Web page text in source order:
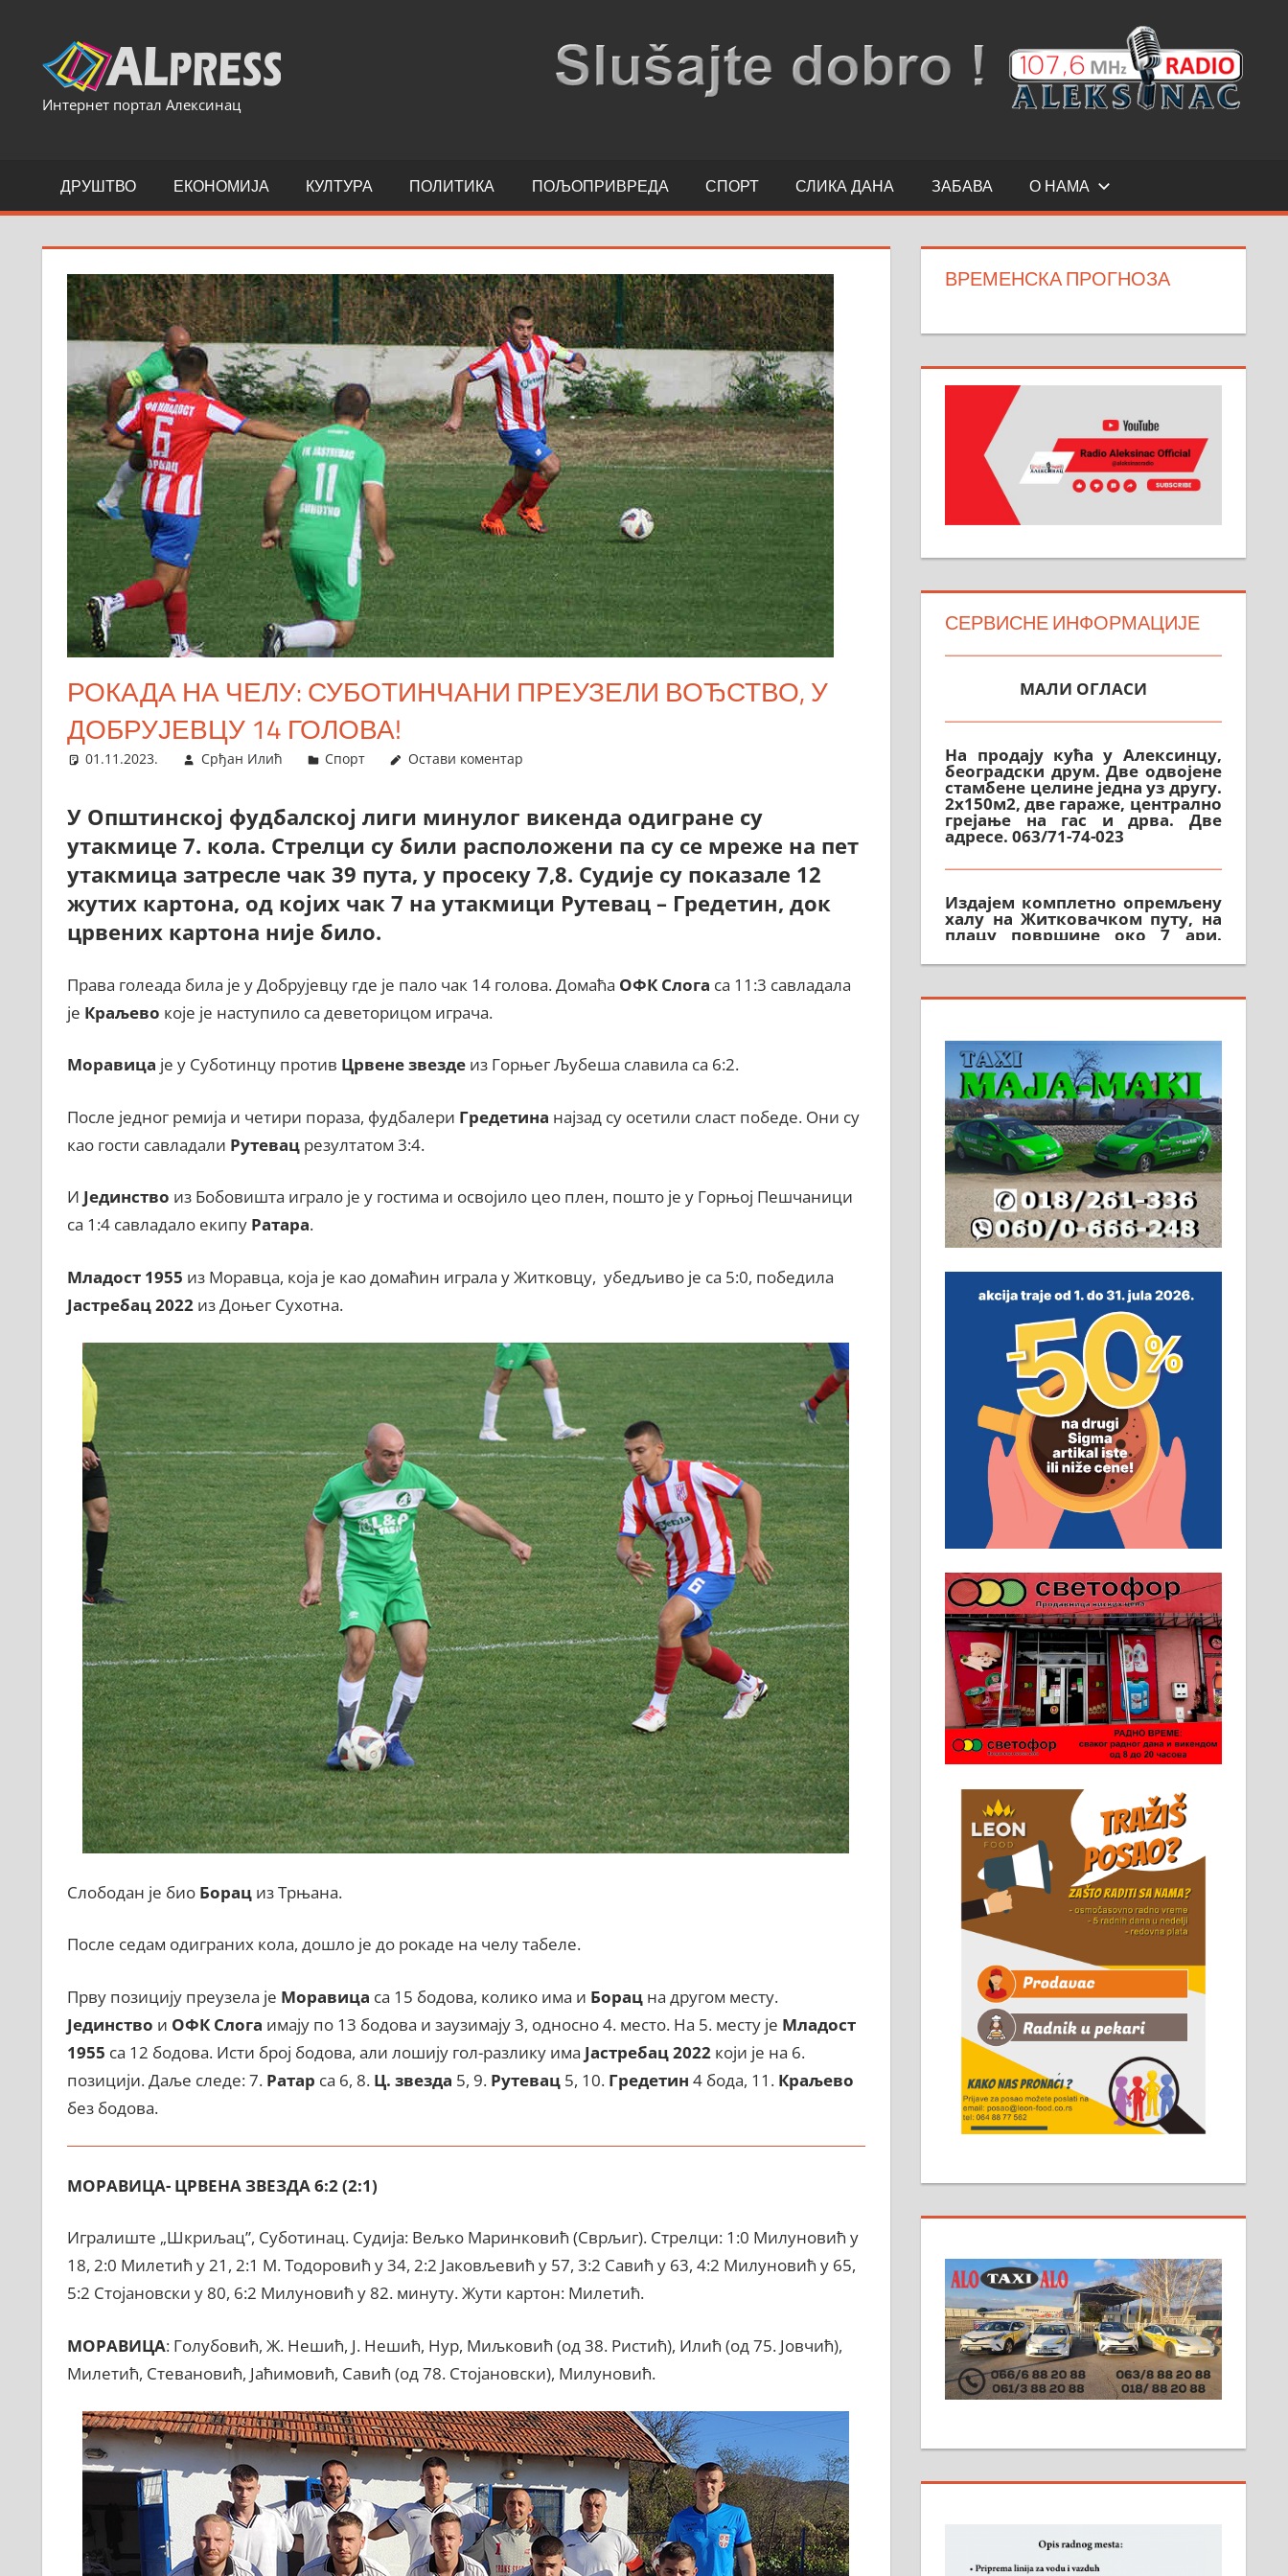
content
Интернет портал Алексинац
ДРУШТВО ЕКОНОМИЈА КУЛТУРА ПОЛИТИКА ПОЉОПРИВРЕДА СПОРТ СЛИКА ДАНА ЗАБАВА О НАМА
РОКАДА НА ЧЕЛУ: СУБОТИНЧАНИ ПРЕУЗЕЛИ ВОЂСТВО, У
ДОБРУЈЕВЦУ 14 ГОЛОВА!
01.11.2023. Срђан Илић Спорт Остави коментар
У Општинској фудбалској лиги минулог викенда одигране су
утакмице 7. кола. Стрелци су били расположени па су се мреже на пет
утакмица затресле чак 39 пута, у просеку 7,8. Судије су показале 12
жутих картона, од којих чак 7 на утакмици Рутевац – Гредетин, док
црвених картона није било.
Права голеада била је у Добрујевцу где је пало чак 14 голова. Домаћа ОФК Слога са 11:3 савладала
је Краљево које је наступило са деветорицом играча.
Моравица је у Суботинцу против Црвене звездеиз Горњег Љубеша славила са 6:2.
После једног ремија и четири пораза, фудбалери Гредетина најзад су осетили сласт победе. Они су
као гости савладали Рутевацрезултатом 3:4.
И Јединство из Бобовишта играло је у гостима и освојило цео плен, пошто је у Горњој Пешчаници
са 1:4 савладало екипу Ратара.
Младост 1955 из Моравца, која је као домаћин играла у Житковцу, убедљиво је са 5:0, победила
Јастребац 2022из Доњег Сухотна.
Слободан је био Борациз Трњана.
После седам одиграних кола, дошло је до рокаде на челу табеле.
Прву позицију преузела је Моравица са 15 бодова, колико има и Борацна другом месту.
Јединство и ОФК Слога имају по 13 бодова и заузимају 3, односно 4. место. На 5. месту је Младост
1955 са 12 бодова. Исти број бодова, али лошију гол-разлику има Јастребац 2022који је на 6.
позицији. Даље следе: 7. Ратар са 6, 8. Ц. звезда 5, 9. Рутевац5, 10. Гредетин 4 бода, 11. Краљево
без бодова.
МОРАВИЦА- ЦРВЕНА ЗВЕЗДА 6:2 (2:1)
Игралиште „Шкриљац”, Суботинац. Судија: Вељко Маринковић (Сврљиг). Стрелци: 1:0 Милуновић у
18, 2:0 Милетић у 21, 2:1 М. Тодоровић у 34, 2:2 Јаковљевић у 57, 3:2 Савић у 63, 4:2 Милуновић у 65,
5:2 Стојановски у 80, 6:2 Милуновић у 82. минуту. Жути картон: Милетић.
МОРАВИЦА: Голубовић, Ж. Нешић, Ј. Нешић, Нур, Миљковић (од 38. Ристић), Илић (од 75. Јовчић),
Милетић, Стевановић, Јаћимовић, Савић (од 78. Стојановски), Милуновић.
ВРЕМЕНСКА ПРОГНОЗА
СЕРВИСНЕ ИНФОРМАЦИЈЕ
МАЛИ ОГЛАСИ
На продају кућа у Алексинцу,
стамбене целине једна уз другу.
2х150м2, две гараже, централно
грејање на гас и дрва. Две
адресе. 063/71-74-023
Издајем комплетно опремљену
плацу површине око 7 ари.
064/321-80-51; 063/102-35-25
незавршена кућа површине 160
Могућа замена. 064/21-63-584
ПОСЛОВНИ ОГЛАСИ
Рудник и флотација Рудник
д.о.о. Рудник запошљава 20
помоћника рудара. Услови:
Основна школа, пожељно
радно искуство на истим и
неопходан услов. Обезбеђен
смештај, превоз, исхрана.
032/57-41-122 – локал 22
Пружам услуге завршних
радова у грађевини,
хидроизолације и молерских
радова. 061/25-28-058
Ало таксију потребан возач са Б
категоријом. 064/02-85-511
Потребна два радника за рад на
стоваришту „Липа промет” у
Алексинцу. За више
информација доћи лично на
стовариште у улици Максима
Горког 26 сваког радног дана од
8 до 15 часова. 063/465-045
Чистим све врсте димњака.
061/32-13-445